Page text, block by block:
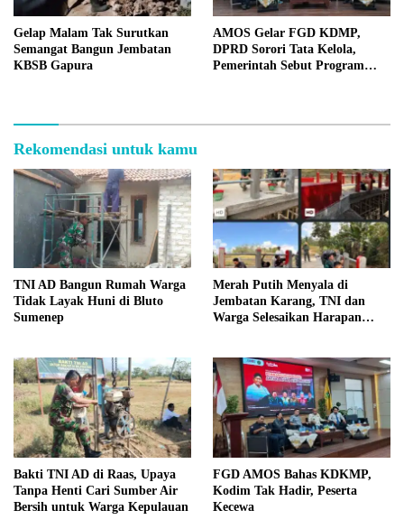
Gelap Malam Tak Surutkan
Semangat Bangun Jembatan
KBSB Gapura
AMOS Gelar FGD KDMP,
DPRD Sorori Tata Kelola,
Pemerintah Sebut Program
Rekomendasi untuk kamu
TNI AD Bangun Rumah Warga
Tidak Layak Huni di Bluto
Sumenep
Merah Putih Menyala di
Jembatan Karang, TNI dan
Warga Selesaikan Harapan
Bakti TNI AD di Raas, Upaya
Tanpa Henti Cari Sumber Air
Bersih untuk Warga Kepulauan
FGD AMOS Bahas KDKMP,
Kodim Tak Hadir, Peserta
Kecewa